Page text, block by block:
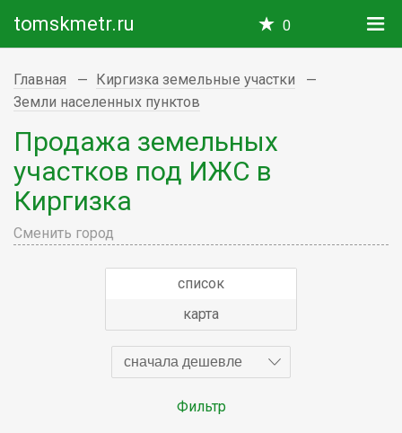
tomskmetr.ru 0
Главная
Киргизка земельные участки
Земли населенных пунктов
Продажа земельных
участков под ИЖС в
Киргизка
Сменить город
список
карта
сначала дешевле
Фильтр